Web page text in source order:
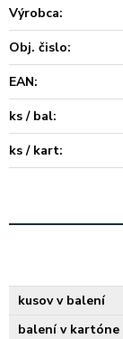
Výrobca:
Obj. čislo:
EAN:
ks / bal:
ks / kart:
kusov v balení
balení v kartóne